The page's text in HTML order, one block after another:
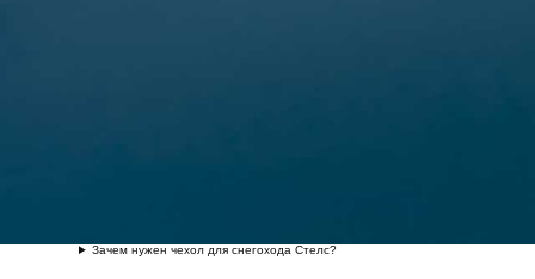
Зачем нужен чехол для снегохода Стелс?